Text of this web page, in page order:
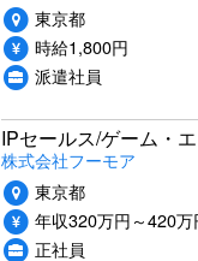
東京都
時給1,800円
派遣社員
IPセールス/ゲーム・
株式会社フーモア
東京都
年収320万円～420万
正社員